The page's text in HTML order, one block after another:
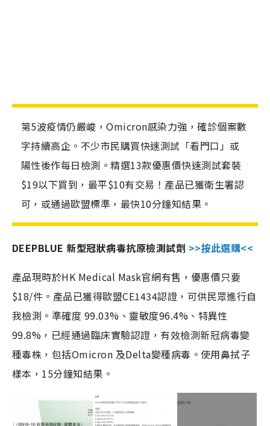
第5波疫情仍嚴峻，Omicron感染力強，確診個案數
字持續高企。不少市民購買快速測試「看門口」或
陽性後作每日檢測。精選13款優惠價快速測試套裝
$19以下買到，最平$10有交易！產品已獲衛生署認
可，或通過歐盟標準，最快10分鐘知結果。
DEEPBLUE 新型冠狀病毒抗原檢測試劑 >>按此選購<<
產品現時於HK Medical Mask官網有售，優惠價只要
$18/件。產品已獲得歐盟CE1434認證，可供民眾進行自
我檢測。準確度 99.03%、靈敏度96.4%、特異性
99.8%，已經通過臨床實驗認證，有效檢測新冠病毒變
種毒株，包括Omicron 及Delta變種病毒。使用鼻拭子
樣本，15分鐘知結果。